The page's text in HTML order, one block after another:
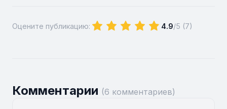
Оцените публикацию: 4.9/5 (7)
Комментарии (6 комментариев)